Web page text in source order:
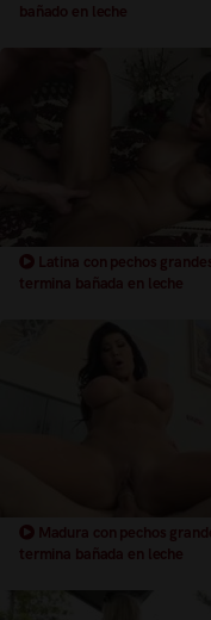
bañado en leche
Latina con pechos
termina bañada en leche
Madura con pechos
termina bañada en leche